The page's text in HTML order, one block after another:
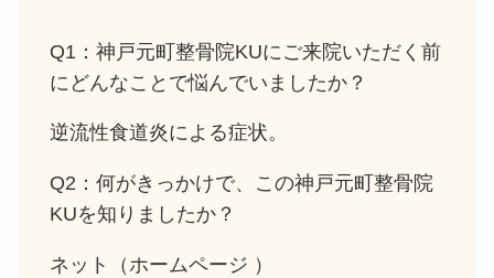
Q1：神戸元町整骨院KUにご来院いただく前
にどんなことで悩んでいましたか？
逆流性食道炎による症状。
Q2：何がきっかけで、この神戸元町整骨院
KUを知りましたか？
ネット（ホームページ ）